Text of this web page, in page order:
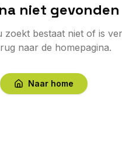
niet gevonden
zoekt bestaat niet of is
naar de homepagina.
Naar home